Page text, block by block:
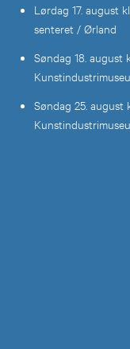
Lørdag 17. august
senteret / Ørland
Søndag 18. august
Søndag 25. august